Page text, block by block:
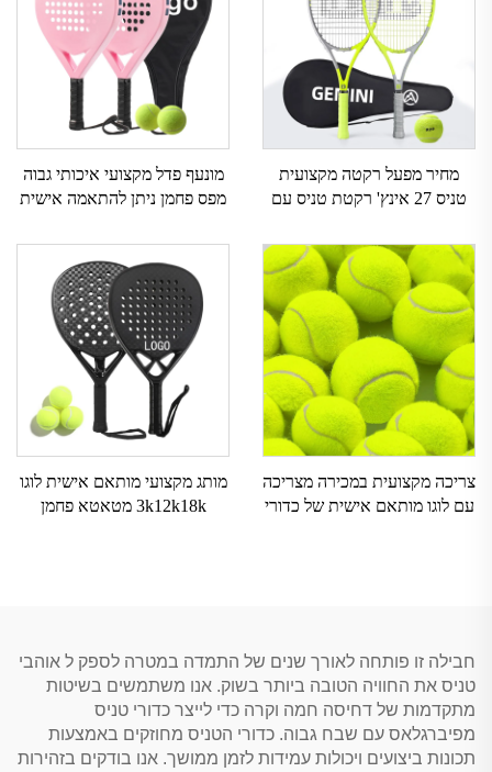
מחיר מפעל רקטה מקצועית
טניס 27 אינץ' רקטת טניס עם
מקצועית Gemini לזוגות
מונעף פדל מקצועי איכותי גבוה
מפס פחמן ניתן להתאמה אישית
EVA
צריכה מקצועית במכירה מצריכה
עם לוגו מותאם אישית של כדורי
מותג מקצועי מותאם אישית לוגו
3k12k18k מטאטא פחמן
חבילה זו פותחה לאורך שנים של התמדה במטרה לספק ל אוהבי
טניס את החוויה הטובה ביותר בשוק. אנו משתמשים בשיטות
מתקדמות של דחיסה חמה וקרה כדי לייצר כדורי טניס
מפיברגלאס עם שבח גבוה. כדורי הטניס מחוזקים באמצעות
תכונות ביצועים ויכולות עמידות לזמן ממושך. אנו בודקים בזהירות